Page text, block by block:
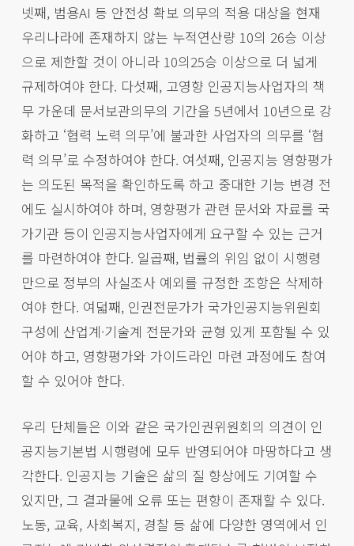
넷째, 범용AI 등 안전성 확보 의무의 적용 대상을 현재
우리나라에 존재하지 않는 누적연산량 10의 26승 이상
으로 제한할 것이 아니라 10의25승 이상으로 더 넓게
규제하여야 한다. 다섯째, 고영향 인공지능사업자의 책
무 가운데 문서보관의무의 기간을 5년에서 10년으로 강
화하고 ‘협력 노력 의무’에 불과한 사업자의 의무를 ‘협
력 의무’로 수정하여야 한다. 여섯째, 인공지능 영향평가
는 의도된 목적을 확인하도록 하고 중대한 기능 변경 전
에도 실시하여야 하며, 영향평가 관련 문서와 자료를 국
가기관 등이 인공지능사업자에게 요구할 수 있는 근거
를 마련하여야 한다. 일곱째, 법률의 위임 없이 시행령
만으로 정부의 사실조사 예외를 규정한 조항은 삭제하
여야 한다. 여덟째, 인권전문가가 국가인공지능위원회
구성에 산업계·기술계 전문가와 균형 있게 포함될 수 있
어야 하고, 영향평가와 가이드라인 마련 과정에도 참여
할 수 있어야 한다.
우리 단체들은 이와 같은 국가인권위원회의 의견이 인
공지능기본법 시행령에 모두 반영되어야 마땅하다고 생
각한다. 인공지능 기술은 삶의 질 향상에도 기여할 수
있지만, 그 결과물에 오류 또는 편향이 존재할 수 있다.
노동, 교육, 사회복지, 경찰 등 삶에 다양한 영역에서 인